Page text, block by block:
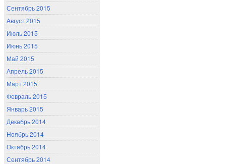
Сентябрь 2015
Август 2015
Июль 2015
Июнь 2015
Май 2015
Апрель 2015
Март 2015
Февраль 2015
Январь 2015
Декабрь 2014
Ноябрь 2014
Октябрь 2014
Сентябрь 2014